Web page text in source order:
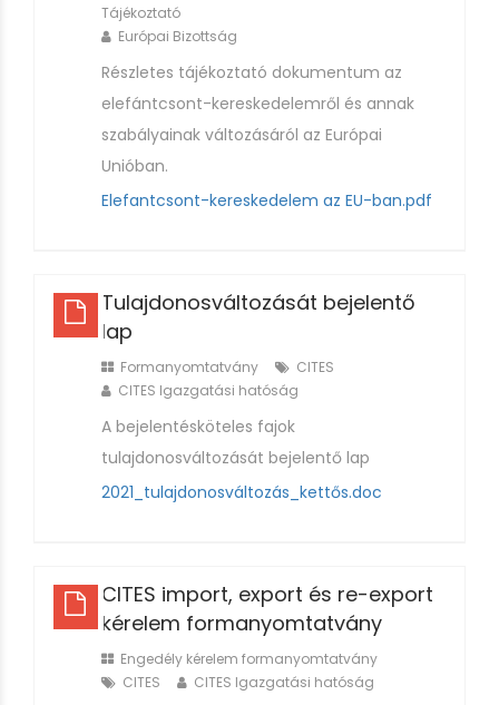
Tájékoztató
Európai Bizottság
Részletes tájékoztató dokumentum az
elefántcsont-kereskedelemről és annak
szabályainak változásáról az Európai
Unióban.
Elefantcsont-kereskedelem az EU-ban.pdf
Tulajdonosváltozását bejelentő
lap
Formanyomtatvány
CITES
CITES Igazgatási hatóság
A bejelentésköteles fajok
tulajdonosváltozását bejelentő lap
2021_tulajdonosváltozás_kettős.doc
CITES import, export és re-export
kérelem formanyomtatvány
Engedély kérelem formanyomtatvány
CITES
CITES Igazgatási hatóság